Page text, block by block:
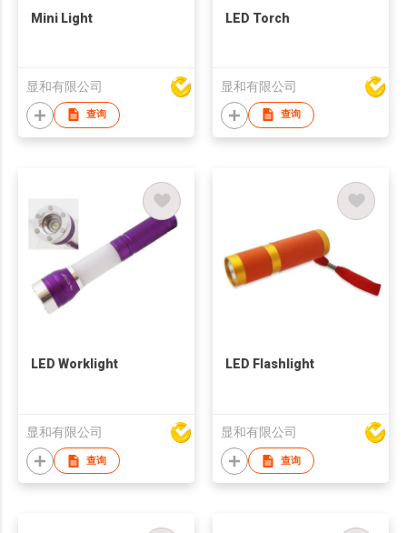
Mini Light
显和有限公司
查询
LED Torch
显和有限公司
查询
LED Worklight
显和有限公司
查询
LED Flashlight
显和有限公司
查询